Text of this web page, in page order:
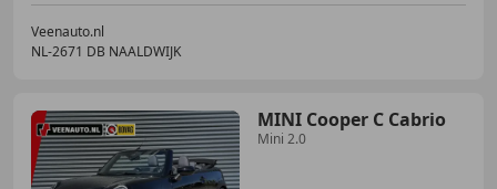
Veenauto.nl
NL-2671 DB NAALDWIJK
MINI Cooper C Cabrio
Mini 2.0